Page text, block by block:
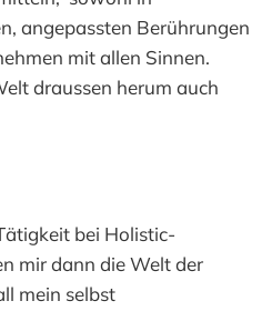
angepassten Berührungen
mit allen Sinnen.
draussen herum auch
bei Holistic-
mir dann die Welt der
mein selbst